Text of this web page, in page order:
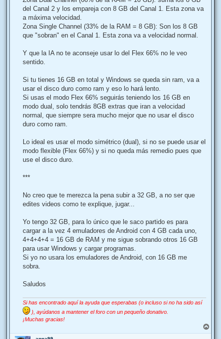
del Canal 2 y los empareja con 8 GB del Canal 1. Esta zona va
a máxima velocidad.
Zona Single Channel (33% de la RAM = 8 GB): Son los 8 GB
que "sobran" en el Canal 1. Esta zona va a velocidad normal.
Y que la IA no te aconseje usar lo del Flex 66% no le veo
sentido.
Si tu tienes 16 GB en total y Windows se queda sin ram, va a
usar el disco duro como ram y eso lo hará lento.
Si usas el modo Flex 66% seguirás teniendo los 16 GB en
modo dual, solo tendrás 8GB extras que iran a velocidad
normal, que siempre sera mucho mejor que no usar el disco
duro como ram.
Lo ideal es usar el modo simétrico (dual), si no se puede usar el
modo flexible (Flex 66%) y si no queda más remedio pues que
use el disco duro.
***
No creo que te merezca la pena subir a 32 GB, a no ser que
edites videos como te explique, jugar...
Yo tengo 32 GB, para lo único que le saco partido es para
cargar a la vez 4 emuladores de Android con 4 GB cada uno,
4+4+4+4 = 16 GB de RAM y me sigue sobrando otros 16 GB
para usar Windows y cargar programas.
Si yo no usara los emuladores de Android, con 16 GB me
sobra.
Saludos
Si has encontrado aquí la ayuda que esperabas (o incluso si no ha sido así
), ayúdanos a mantener el foro con un pequeño donativo.
¡Muchas gracias!
r